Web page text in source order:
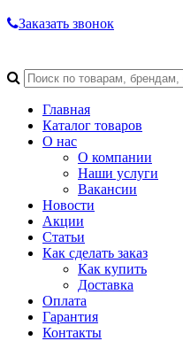
Заказать звонок
Главная
Каталог товаров
О нас
О компании
Наши услуги
Вакансии
Новости
Акции
Статьи
Как сделать заказ
Как купить
Доставка
Оплата
Гарантия
Контакты